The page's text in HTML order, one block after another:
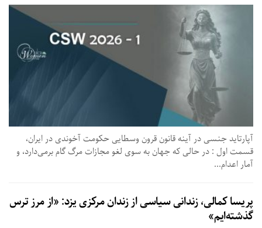
آپارتاید جنسی در آینه قانون قرون وسطایی حکومت آخوندی در ایران،
قسمت اول : در حالی که جهان به سوی لغو مجازات مرگ گام برمی‌دارد، و
آمار اعدام...
پریسا کمالی، زندانی سیاسی از زندان مرکزی یزد: «از مرز ترس
گذشته‌ایم»